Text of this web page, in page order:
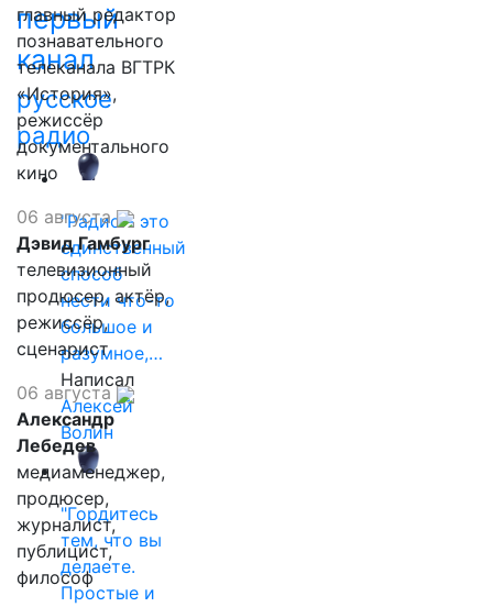
первый
канал
русское
радио
"Радио - это
единственный
способ
нести что-то
большое и
разумное,…
Написал
Алексей
Волин
"Гордитесь
тем, что вы
делаете.
Простые и
главный редактор
познавательного
телеканала ВГТРК
«История»,
режиссёр
документального
кино
06 августа
Дэвид Гамбург
телевизионный
продюсер, актёр,
режиссёр,
сценарист
06 августа
Александр
Лебедев
медиаменеджер,
продюсер,
журналист,
публицист,
философ